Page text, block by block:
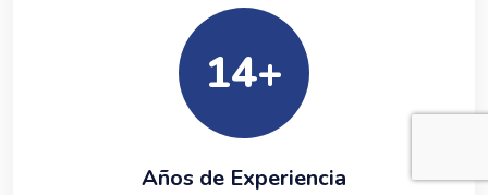
14+
Años de Experiencia